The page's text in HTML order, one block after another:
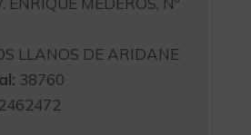
LLANOS DE ARIDANE
38760